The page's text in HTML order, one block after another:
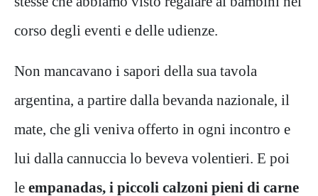
corso degli eventi e delle udienze.
Non mancavano i sapori della sua tavola
argentina, a partire dalla bevanda nazionale, il
mate, che gli veniva offerto in ogni incontro e
lui dalla cannuccia lo beveva volentieri. E poi
le empanadas, i piccoli calzoni pieni di carne